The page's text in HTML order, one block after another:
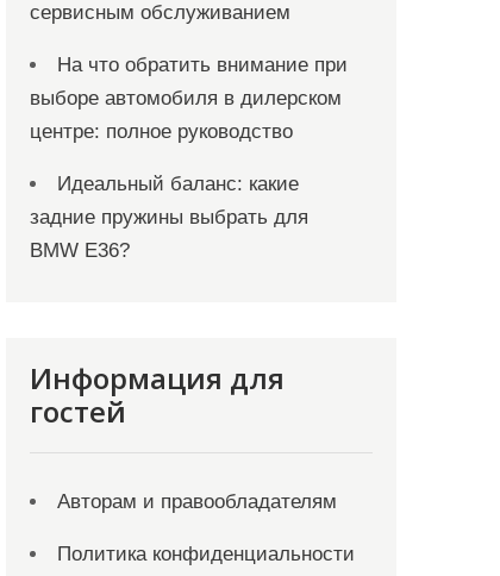
сервисным обслуживанием
На что обратить внимание при
выборе автомобиля в дилерском
центре: полное руководство
Идеальный баланс: какие
задние пружины выбрать для
BMW E36?
Информация для
гостей
Авторам и правообладателям
Политика конфиденциальности